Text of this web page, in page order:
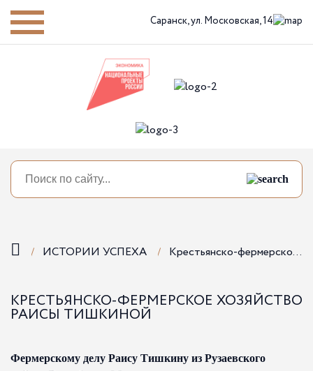
Саранск,ул. Московская, 14
ИСТОРИИ УСПЕХА Крестьянско-фермерское хозяйство Раисы Тишкиной
КРЕСТЬЯНСКО-ФЕРМЕРСКОЕ ХОЗЯЙСТВО
РАИСЫ ТИШКИНОЙ
Фермерскому делу Раису Тишкину из Рузаевского